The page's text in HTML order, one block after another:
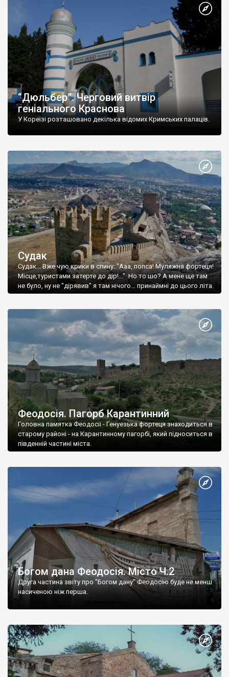
“Дюльбер”. Черговий витвір
геніального Краснова
У Кореїзі розташовано декілька відомих Кримських палаців.
Судак
Судак... Вже чую крики в спину: "Ааа, попса! Муляжна фортеця!
Місце,туристами затерте до дір!..." Но то шо? А мене ще там
не було, ну не "дірявив" я там нічого... принаймні до цього літа.
Феодосія. Пагорб Карантинний
Головна памятка Феодосії - Генуезька фортеця знаходиться в
старому районі - на Карантинному пагорбі, який підноситься в
південній частині міста.
Богом дана Феодосія. Місто Ч.2
Друга частина звіту про "Богом дану" Феодосію буде не менш
насиченою ніж перша.